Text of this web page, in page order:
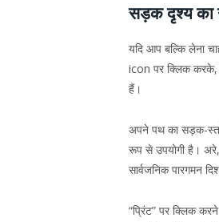
सड़क दृश्य
यदि आप बल्कि लेना
icon पर क्लिक करके,
हैं।
अपने पथ का सड़क-
रूप से उपयोगी है।
सार्वजनिक पारगमन
“प्रिंट” पर क्लिक